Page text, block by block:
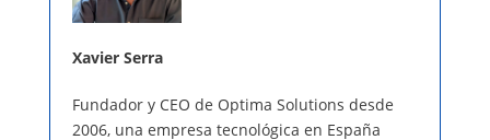
Xavier Serra
Fundador y CEO de Optima Solutions desde
2006, una empresa tecnológica en España